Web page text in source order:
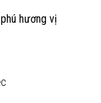
hương vị